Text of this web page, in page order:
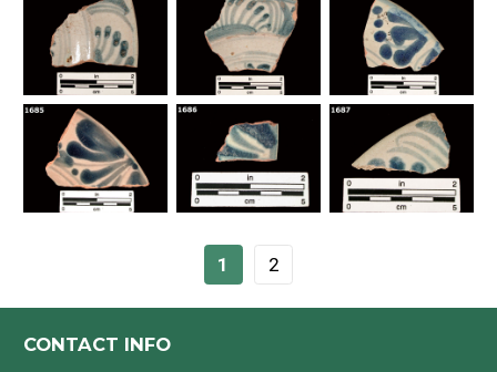
1 2
CONTACT INFO